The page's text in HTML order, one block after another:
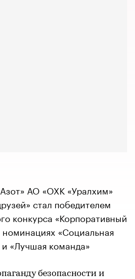
АО «ОХК «Уралхим»
стал победителем
конкурса «Корпоративный
номинациях «Социальная
и «Лучшая команда»
безопасности и